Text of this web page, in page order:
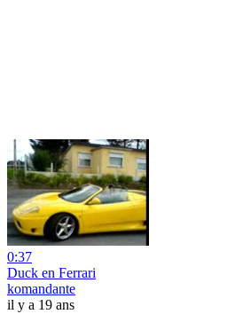
0:37
Duck en Ferrari
komandante
il y a 19 ans